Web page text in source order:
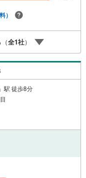
マは福岡のマンション・
迎無料/オンライン相談
」でも歓迎します他社で
後で審査にご不安の方
）
全1社）
駅 徒歩8分